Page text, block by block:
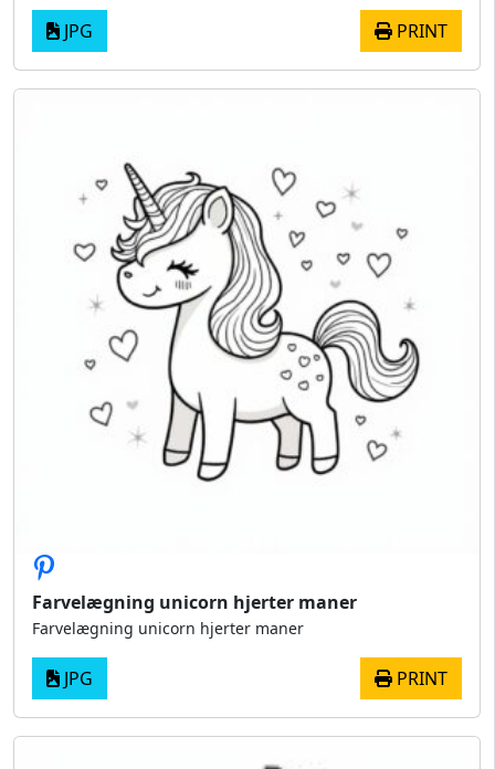
JPG PRINT
Farvelægning unicorn hjerter maner
Farvelægning unicorn hjerter maner
JPG PRINT